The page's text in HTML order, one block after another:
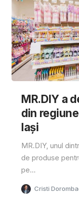
MR.DIY a
din
Iași
MR.DIY, unul
de produse
pe...
Cristi